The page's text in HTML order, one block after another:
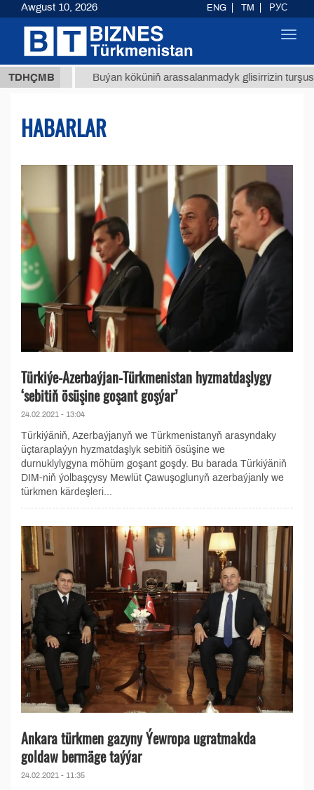
TDHÇMBBuýan köküniň arassalanmadyk glisirrizin turşusy (t.)
HABARLAR
Türkiýe-Azerbaýjan-Türkmenistan hyzmatdaşlygy
‘sebitiň ösüşine goşant goşýar’
24.02.2021 - 13:04
Türkiýäniň, Azerbaýjanyň we Türkmenistanyň arasyndaky
üçtaraplaýyn hyzmatdaşlyk sebitiň ösüşine we
durnuklylygyna möhüm goşant goşdy. Bu barada Türkiýäniň
DIM-niň ýolbaşçysy Mewlüt Çawuşoglunyň azerbaýjanly we
türkmen kärdeşleri...
Ankara türkmen gazyny Ýewropa ugratmakda
goldaw bermäge taýýar
24.02.2021 - 11:35
Awgust 10, 2026 ENG TM РУС